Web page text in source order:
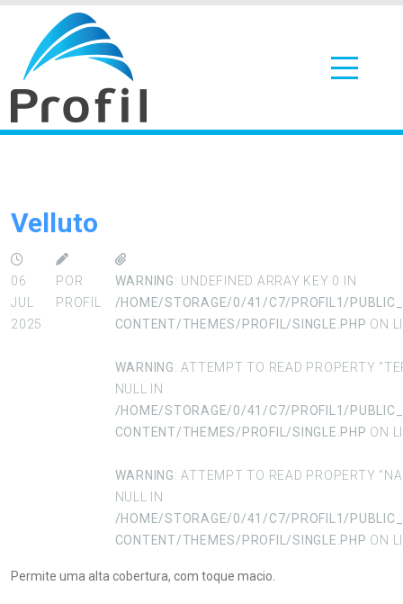
Velluto
06
JUL
2025
POR
PROFIL
WARNING: UNDEFINED ARRAY KEY 0 IN
/HOME/STORAGE/0/41/C7/PROFIL1/
CONTENT/THEMES/PROFIL/SINGLE.PHP ON
WARNING: ATTEMPT TO READ PROPERTY
NULL IN
/HOME/STORAGE/0/41/C7/PROFIL1/
CONTENT/THEMES/PROFIL/SINGLE.PHP ON
WARNING: ATTEMPT TO READ PROPERTY
NULL IN
/HOME/STORAGE/0/41/C7/PROFIL1/
CONTENT/THEMES/PROFIL/SINGLE.PHP ON
Permite uma alta cobertura, com toque macio.